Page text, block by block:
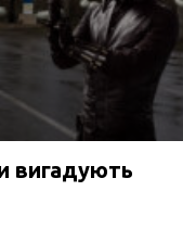
вигадують